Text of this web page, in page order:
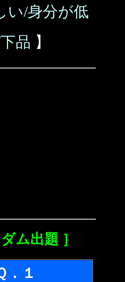
い/身分が低
品 】
ム出題 ］
．１